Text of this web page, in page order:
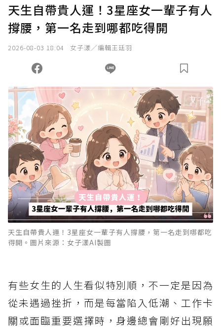
天生自帶貴人運！3星座女一輩子有人
撐腰，第一名走到哪都吃得開
2026-08-03 18:04 女子漾／編輯王廷羽
天生自帶貴人運！3星座女一輩子有人撐腰，第一名走到哪都吃
得開。圖片來源：女子漾AI製圖
有些女生的人生看似特別順，不一定是因為
從未遇過挫折，而是每當陷入低潮、工作卡
關或面臨重要選擇時，身邊總會剛好出現願